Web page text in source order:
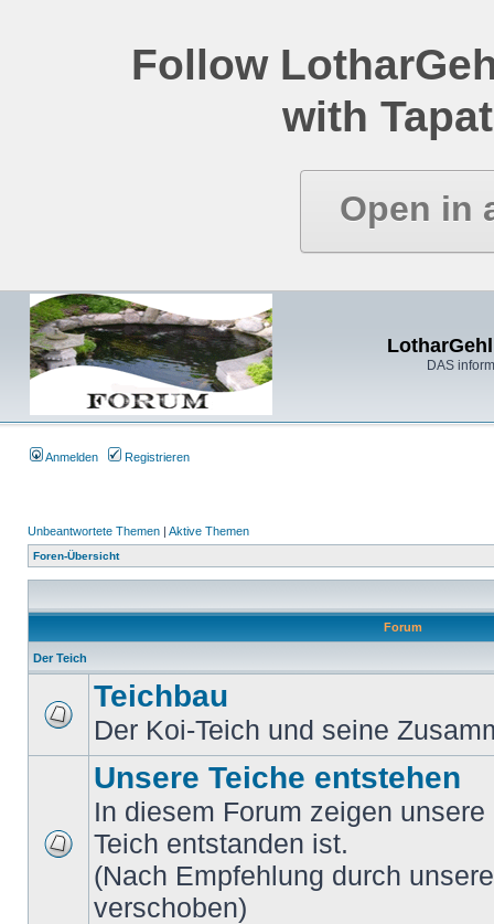
Follow
with
Open in
DAS
Anmelden Registrieren
Unbeantwortete Themen | Aktive Themen
Foren-Übersicht
Forum
Der Teich
Teichbau
Der Koi-Teich und seine
Unsere Teiche entstehen
In diesem Forum zeigen
Teich entstanden ist.
(Nach Empfehlung durch
verschoben)